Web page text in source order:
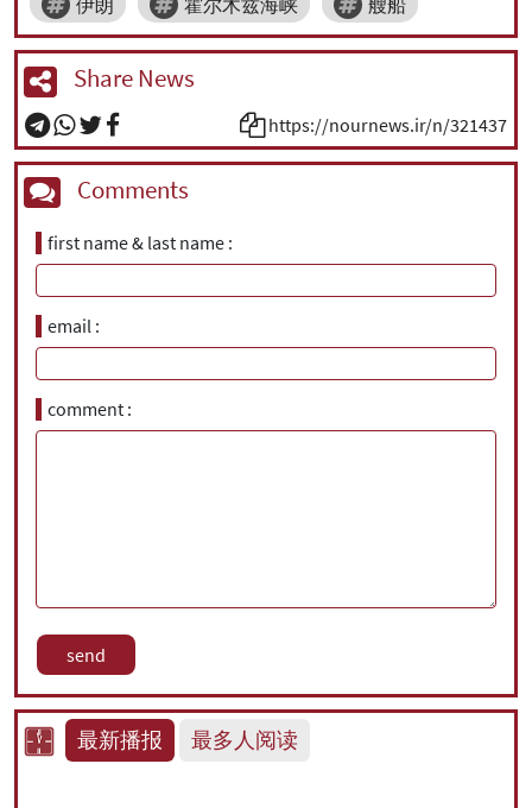
伊朗 霍尔木兹海峡 艘船
Share News
https://nournews.ir/n/321437
Comments
first name & last name
email
comment
最新播报 最多人阅读